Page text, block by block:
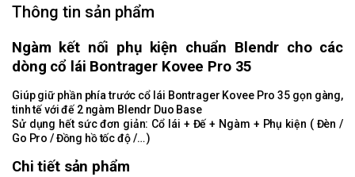
Thông tin sản phẩm
Ngàm kết nối phụ kiện chuẩn Blendr cho các
dòng cổ lái Bontrager Kovee Pro 35
Giúp giữ phần phía trước cổ lái Bontrager Kovee Pro 35 gọn gàng,
tinh tế với đế 2 ngàm Blendr Duo Base
Sử dụng hết sức đơn giản: Cổ lái + Đế + Ngàm + Phụ kiện ( Đèn /
Go Pro / Đồng hồ tốc độ /… )
Chi tiết sản phẩm